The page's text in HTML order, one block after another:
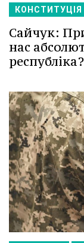
КОНСТИТУЦІЯ
Сайчук:
нас
республіка?